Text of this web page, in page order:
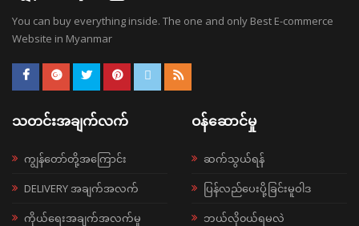
You can buy everything inside. The one and only Best E-commerce
Website in Myanmar
သတင်းအချက်လက်
ကျွန်တော်တို့အကြောင်း
DELIVERY အချက်အလက်
ကိုယ်ရေးအချက်အလက်မူ
ဝန်ဆောင်မှု
ဆက်သွယ်ရန်
ပြန်လည်ပေးပို့ခြင်းမူဝါဒ
ဘယ်လို၀ယ်ရမလဲ